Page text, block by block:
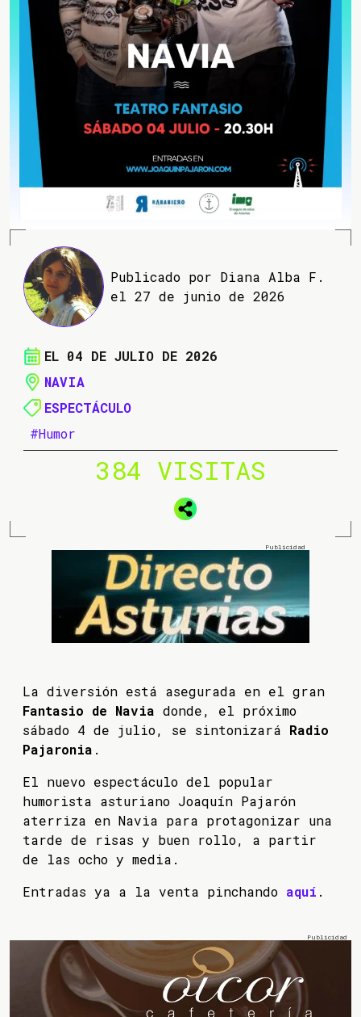
Publicado por Diana Alba F.
el 27 de junio de 2026
EL 04 DE JULIO DE 2026
NAVIA
ESPECTÁCULO
#Humor
384 VISITAS
La diversión está asegurada en el gran
Fantasio de Navia donde, el próximo
sábado 4 de julio, se sintonizará Radio
Pajaronia .
El nuevo espectáculo del popular
humorista asturiano Joaquín Pajarón
aterriza en Navia para protagonizar una
tarde de risas y buen rollo, a partir
de las ocho y media.
Entradas ya a la venta pinchando aquí .